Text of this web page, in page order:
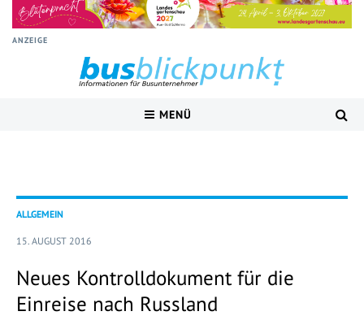
ANZEIGE
MENÜ
ALLGEMEIN
15. AUGUST 2016
Neues Kontrolldokument für die
Einreise nach Russland